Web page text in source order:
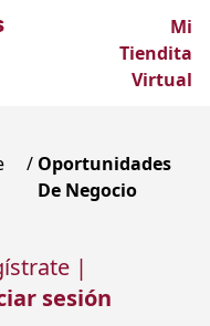
Mi
Tiendita
Virtual
/ Oportunidades
De Negocio
|
sesión